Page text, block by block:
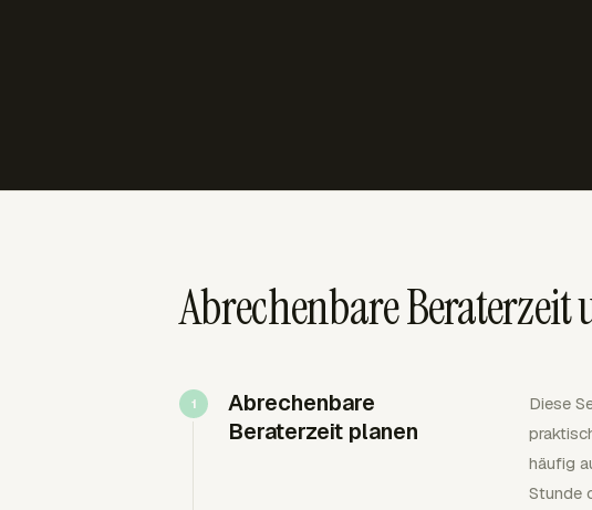
Abrechenbare
Abrechenbare
Beraterzeit planen
Diese
häufig
Stunde